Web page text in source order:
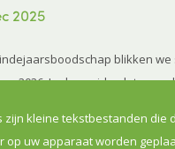
2025
blikken we
2026. In deze video laten we
Elk van hen
zijn kleine tekstbestanden die
op uw apparaat worden